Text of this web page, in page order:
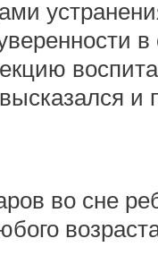
во сне